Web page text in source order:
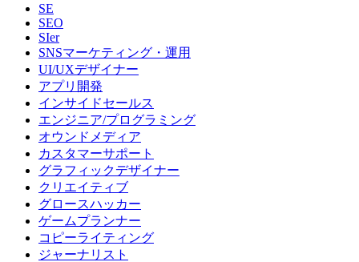
SE
SEO
SIer
SNSマーケティング・運用
UI/UXデザイナー
アプリ開発
インサイドセールス
エンジニア/プログラミング
オウンドメディア
カスタマーサポート
グラフィックデザイナー
クリエイティブ
グロースハッカー
ゲームプランナー
コピーライティング
ジャーナリスト